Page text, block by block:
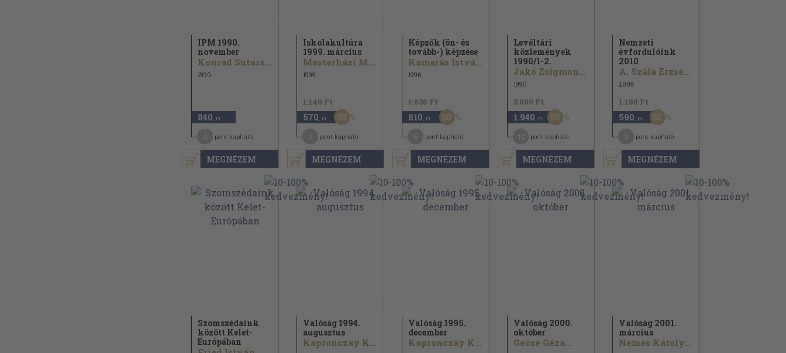
MEGNÉZEM
IPM 1990.
november
Konrad Sutarski...
1990
840 ,-Ft
pont kapható
MEGNÉZEM
Iskolakultúra
1999. március
Mesterházi Márton...
1999
1.140 Ft
570 ,-Ft 50
pont kapható
MEGNÉZEM
Képzők (ön- és
tovább-) képzése
Kamarás István...
1996
1.630 Ft
810 ,-Ft 50
pont kapható
MEGNÉZEM
Levéltári
közlemények
1990/1-2.
Jakó Zsigmond...
1990
3.880 Ft
1.940 ,-Ft 50
pont kapható
MEGNÉZEM
Nemzeti
évfordulóink
2010
A. Szála Erzsébet...
2009
1.180 Ft
590 ,-Ft 50
pont kapható
Szomszédaink
között Kelet-
Európában
Valóság 1994.
augusztus
Kapronczay Károly...
Valóság 1995.
december
Kapronczay Károly...
Valóság 2000.
október
Gecse Géza...
Valóság 2001.
március
Nemes Károly...